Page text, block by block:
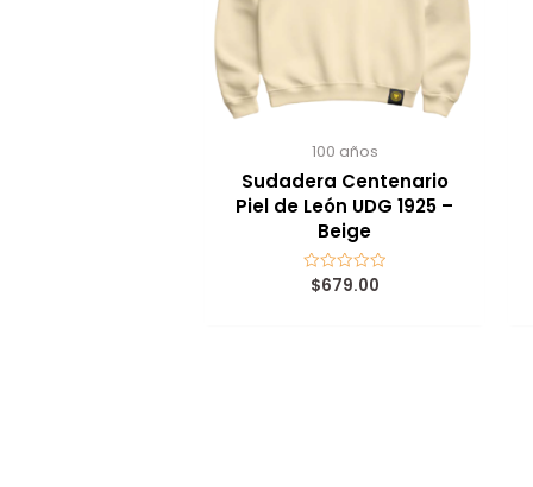
100 años
Sudadera Centenario
Piel de León UDG 1925 –
Beige
Valorado
con
$679.00